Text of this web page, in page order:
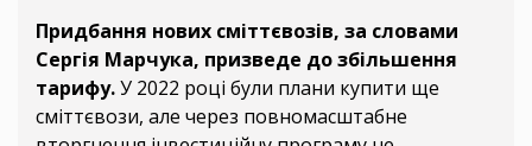
Придбання нових сміттєвозів, за словами
Сергія Марчука, призведе до збільшення
тарифу.У 2022 році були плани купити ще
сміттєвози, але через повномасштабне